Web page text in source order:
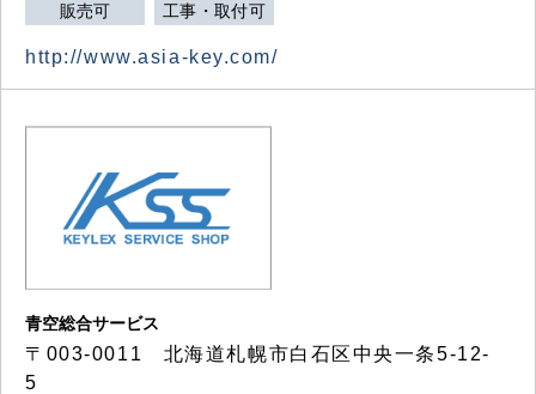
販売可 工事・取付可
http://www.asia-key.com/
青空総合サービス
〒003-0011 北海道札幌市白石区中央一条5-12-
5